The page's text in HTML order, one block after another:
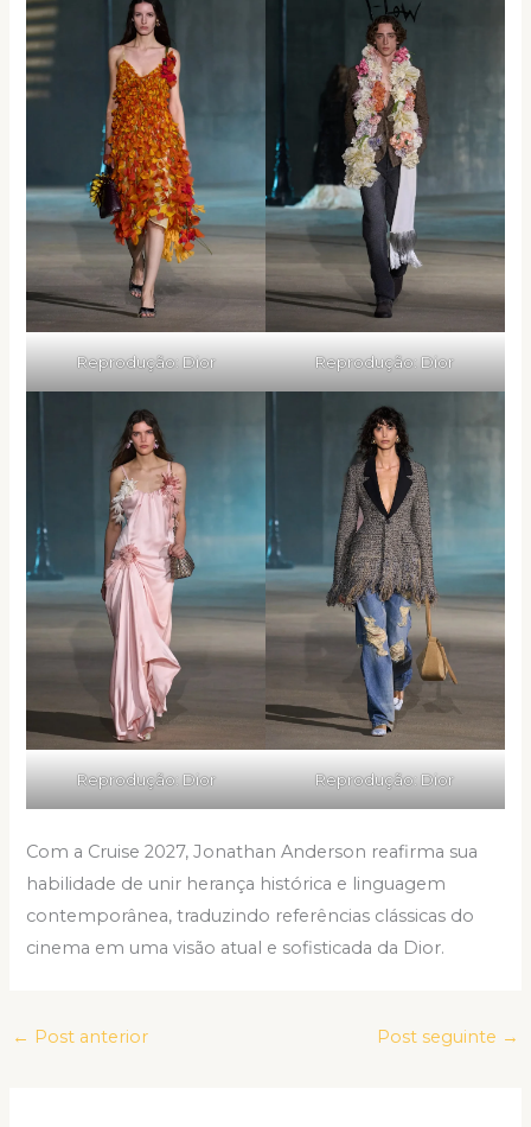
Reprodução: Dior Reprodução: Dior
Reprodução: Dior Reprodução: Dior
Com a Cruise 2027, Jonathan Anderson reafirma sua
habilidade de unir herança histórica e linguagem
contemporânea, traduzindo referências clássicas do
cinema em uma visão atual e sofisticada da Dior.
← Post anterior Post seguinte →